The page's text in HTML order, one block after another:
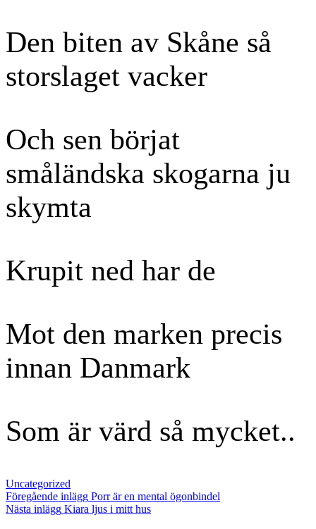
Den biten av Skåne så
storslaget vacker
Och sen börjat
småländska skogarna ju
skymta
Krupit ned har de
Mot den marken precis
innan Danmark
Som är värd så mycket..
Kategorier
Uncategorized
Inläggsnavigering
Föregående
inlägg
Föregående inlägg Porr är en mental ögonbindel
Nästa
Nästa inlägg Kiara ljus i mitt hus